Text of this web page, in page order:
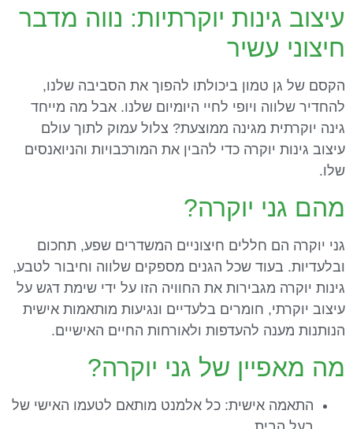
עיצוב גינות יוקרתיות: נווה מדבר
חיצוני עשיר
הקסם של גן טמון ביכולתו להפוך את הסביבה שלנו,
להחדיר שלווה ויופי לחיי היומיום שלנו. אבל מה מייחד
גינה יוקרתית מגינה ממוצעת? צלול עמוק לתוך עולם
עיצוב גינות יוקרה כדי להבין את המורכבויות והניואנסים
שלו.
מהם גני יוקרה?
גני יוקרה הם חללים חיצוניים המשדרים שפע, תחכום
ובלעדיות. בעוד שכל הגנים מספקים שלווה וחיבור לטבע,
גינות יוקרה מגבירות את החוויה הזו על ידי שימת דגש על
עיצוב יוקרתי, חומרים בלעדיים ונגיעות מותאמות אישית
הנותנות מענה להעדפות ולאורחות החיים האישיים.
מה מאפיין של גני יוקרה?
התאמה אישית: כל אלמנט מותאם לטעמו האישי של